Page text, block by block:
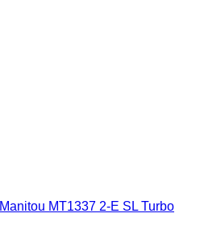
Manitou MT1337 2-E SL Turbo